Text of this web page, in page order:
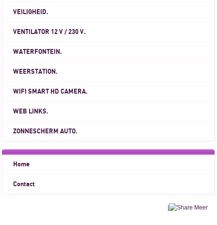
VEILIGHEID.
VENTILATOR 12 V / 230 V.
WATERFONTEIN.
WEERSTATION.
WIFI SMART HD CAMERA.
WEB LINKS.
ZONNESCHERM AUTO.
Home
Contact
| Meer